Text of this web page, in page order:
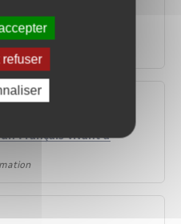
pour faire sa
?
Français vivant à
refuser